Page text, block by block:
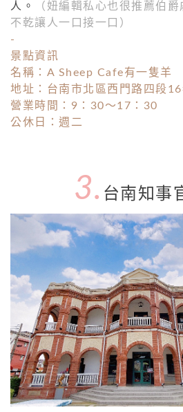
人。
（妞編輯私心也很推薦伯
不乾讓人一口接一口）
-
景點資訊
名稱：A Sheep Cafe有一隻羊
地址：台南市北區西門路四段
營業時間：9：30～17：30
公休日：週二
3. 台南知事